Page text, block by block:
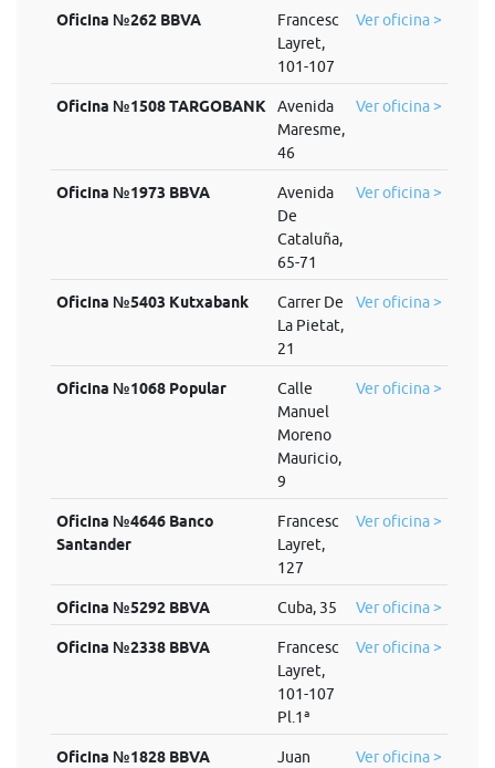
Oficina №262 BBVA
Francesc
Layret,
101-107
Ver oficina >
Oficina №1508 TARGOBANK
Avenida
Maresme,
46
Ver oficina >
Oficina №1973 BBVA
Avenida
De
Cataluña,
65-71
Ver oficina >
Oficina №5403 Kutxabank
Carrer De
La Pietat,
21
Ver oficina >
Oficina №1068 Popular
Calle
Manuel
Moreno
Mauricio,
9
Ver oficina >
Oficina №4646 Banco
Santander
Francesc
Layret,
127
Ver oficina >
Oficina №5292 BBVA Cuba, 35 Ver oficina >
Oficina №2338 BBVA
Francesc
Layret,
101-107
Pl.1ª
Ver oficina >
Oficina №1828 BBVA
Juan
Ver oficina >